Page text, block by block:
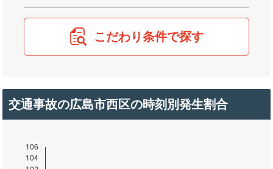
こだわり条件で探す
交通事故の広島市西区の時刻別発生割合